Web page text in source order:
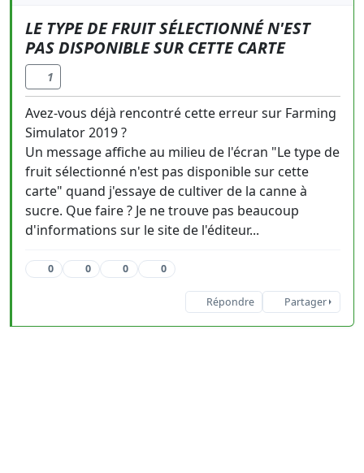
LE TYPE DE FRUIT SÉLECTIONNÉ N'EST
PAS DISPONIBLE SUR CETTE CARTE
1
Avez-vous déjà rencontré cette erreur sur Farming
Simulator 2019 ?
Un message affiche au milieu de l'écran "Le type de
fruit sélectionné n'est pas disponible sur cette
carte" quand j'essaye de cultiver de la canne à
sucre. Que faire ? Je ne trouve pas beaucoup
d'informations sur le site de l'éditeur...
0 0 0 0
Répondre Partager